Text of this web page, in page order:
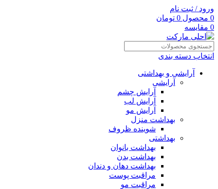
ورود / ثبت نام
0 محصول 0 تومان
0 مقایسه
انتخاب دسته بندی
آرایشی و بهداشتی
آرایشی
آرایش چشم
آرایش لب
آرایش مو
بهداشت منزل
شوینده ظروف
بهداشتی
بهداشت بانوان
بهداشت بدن
بهداشت دهان و دندان
مراقبت پوست
مراقبت مو